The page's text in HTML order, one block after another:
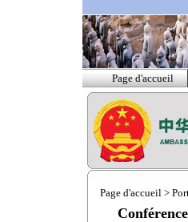
Page d'accueil
Page d'accueil >